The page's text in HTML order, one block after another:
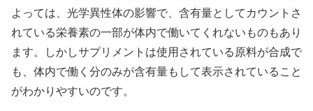
よっては、光学異性体の影響で、含有量としてカウントさ
れている栄養素の一部が体内で働いてくれないものもあり
ます。しかしサプリメントは使用されている原料が合成で
も、体内で働く分のみが含有量もして表示されていること
がわかりやすいのです。